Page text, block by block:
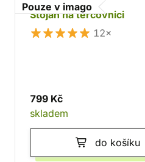
Pouze v imago
Stojan na terčovnici
12×
799 Kč
skladem
do košíku